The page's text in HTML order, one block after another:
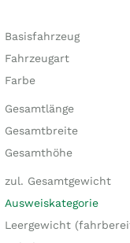
Basisfahrzeug
Fahrzeugart
Farbe
Gesamtlänge
Gesamtbreite
Gesamthöhe
zul. Gesamtgewicht
Ausweiskategorie
Leergewicht